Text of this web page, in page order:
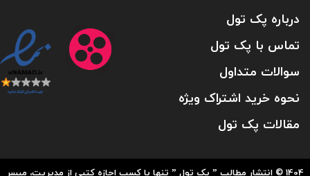
درباره پک تول
تماس با پک تول
سوالات متداول
نحوه خرید اشتراک ویژه
مقالات پک تول
1404 © انتشار مطالب ” پک تول ” تنها با کسب اجازه کتبی از مدیریت، میسر